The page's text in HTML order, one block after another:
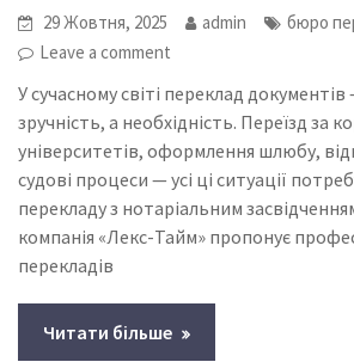
29 Жовтня, 2025 admin
бюро
Leave a comment
У сучасному світі переклад
зручність, а необхідність. Переїзд за
університетів, оформлення шлюбу,
судові процеси — усі ці ситуації
перекладу з нотаріальним
компанія «Лекс-Тайм» пропонує
перекладів
Читати більше